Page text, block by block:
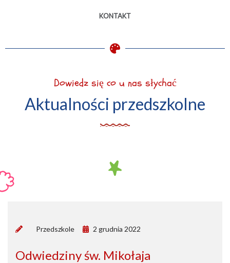
KONTAKT
Dowiedz się co u nas słychać
Aktualności przedszkolne
Przedszkole 2 grudnia 2022
Odwiedziny św. Mikołaja